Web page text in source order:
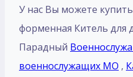
У нас Вы можете
форменная Китель для
Парадный
военнослужащих МО ,